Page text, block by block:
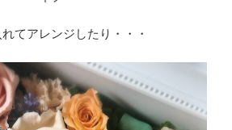
てアレンジしたり・・・